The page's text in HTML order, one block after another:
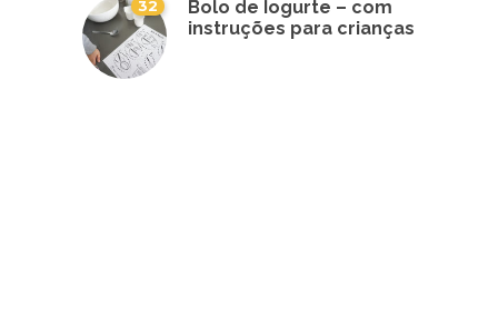
32
Bolo de Iogurte – com
instruções para crianças